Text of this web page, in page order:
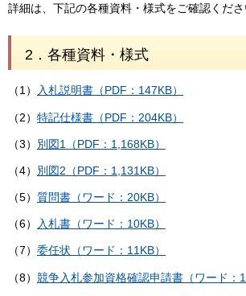
詳細は、下記の各種資料・様式をご確認くださ
2．各種資料・様式
（1） 入札説明書（PDF：147KB）
（2） 特記仕様書（PDF：204KB）
（3） 別図1（PDF：1,168KB）
（4） 別図2（PDF：1,131KB）
（5） 質問書（ワード：20KB）
（6） 入札書（ワード：10KB）
（7） 委任状（ワード：11KB）
（8） 競争入札参加資格確認申請書（ワード：